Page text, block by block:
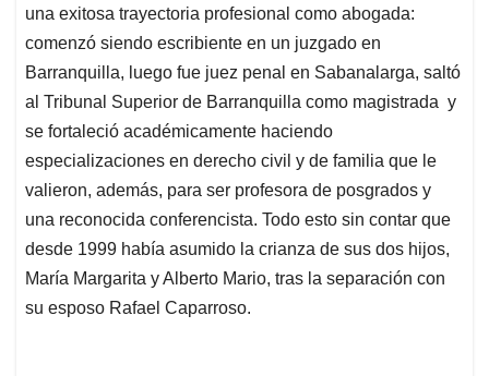
p
p
o
k
I
n
s
una exitosa trayectoria profesional como abogada:
comenzó siendo escribiente en un juzgado en
Barranquilla, luego fue juez penal en Sabanalarga, saltó
al Tribunal Superior de Barranquilla como magistrada y
se fortaleció académicamente haciendo
especializaciones en derecho civil y de familia que le
valieron, además, para ser profesora de posgrados y
una reconocida conferencista. Todo esto sin contar que
desde 1999 había asumido la crianza de sus dos hijos,
María Margarita y Alberto Mario, tras la separación con
su esposo Rafael Caparroso.